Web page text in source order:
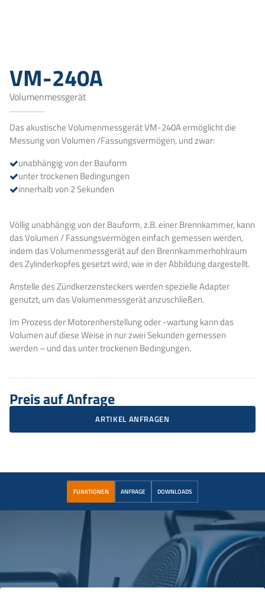
VM-240A
Volumenmessgerät
Das akustische Volumenmessgerät VM-240A ermöglicht die
Messung von Volumen /Fassungsvermögen, und zwar:
unabhängig von der Bauform
unter trockenen Bedingungen
innerhalb von 2 Sekunden
Völlig unabhängig von der Bauform, z.B. einer Brennkammer, kann
das Volumen / Fassungsvermögen einfach gemessen werden,
indem das Volumenmessgerät auf den Brennkammerhohlraum
des Zylinderkopfes gesetzt wird, wie in der Abbildung dargestellt.
Anstelle des Zündkerzensteckers werden spezielle Adapter
genutzt, um das Volumenmessgerät anzuschließen.
Im Prozess der Motorenherstellung oder -wartung kann das
Volumen auf diese Weise in nur zwei Sekunden gemessen
werden – und das unter trockenen Bedingungen.
Preis auf Anfrage
ARTIKEL ANFRAGEN
FUNKTIONEN ANFRAGE DOWNLOADS